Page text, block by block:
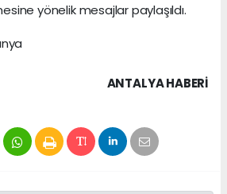
yönelik mesajlar paylaşıldı.
ANTALYA HABERİ